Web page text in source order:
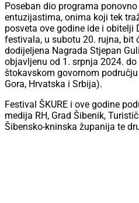
Poseban dio programa
entuzijastima, onima koji tek
posveta ove godine ide i obitelji
festivala, u subotu 20. rujna, bit
dodijeljena Nagrada Stjepan
objavljenu od 1. srpnja 2024.
štokavskom govornom
Gora, Hrvatska i Srbija).
Festival ŠKURE i ove godine
medija RH, Grad Šibenik,
Šibensko-kninska županija te